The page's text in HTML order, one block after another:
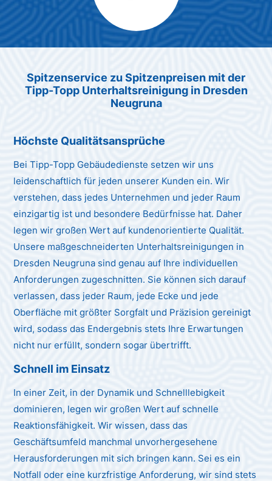
Max Mustermann
Spitzenservice zu Spitzenpreisen mit der
Tipp-Topp Unterhaltsreinigung in Dresden
Neugruna
Höchste Qualitätsansprüche
Bei Tipp-Topp Gebäudedienste setzen wir uns
leidenschaftlich für jeden unserer Kunden ein. Wir
verstehen, dass jedes Unternehmen und jeder Raum
einzigartig ist und besondere Bedürfnisse hat. Daher
legen wir großen Wert auf kundenorientierte Qualität.
Unsere maßgeschneiderten Unterhaltsreinigungen in
Dresden Neugruna sind genau auf Ihre individuellen
Anforderungen zugeschnitten. Sie können sich darauf
verlassen, dass jeder Raum, jede Ecke und jede
Oberfläche mit größter Sorgfalt und Präzision gereinigt
wird, sodass das Endergebnis stets Ihre Erwartungen
nicht nur erfüllt, sondern sogar übertrifft.
Schnell im Einsatz
In einer Zeit, in der Dynamik und Schnelllebigkeit
dominieren, legen wir großen Wert auf schnelle
Reaktionsfähigkeit. Wir wissen, dass das
Geschäftsumfeld manchmal unvorhergesehene
Herausforderungen mit sich bringen kann. Sei es ein
Notfall oder eine kurzfristige Anforderung, wir sind stets